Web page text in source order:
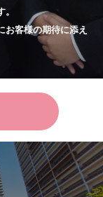
お客様の期待に添え